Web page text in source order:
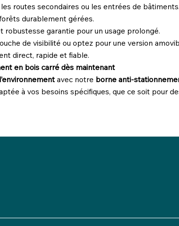
routes secondaires ou les entrées de bâtiments.
durablement gérées.
garantie pour un usage prolongé.
de visibilité ou optez pour une version
direct, rapide et fiable.
en bois carré dès maintenant
avec notre borne anti-
à vos besoins spécifiques, que ce soit pour